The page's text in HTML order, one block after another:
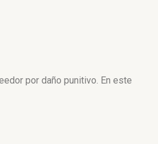
por daño punitivo. En este